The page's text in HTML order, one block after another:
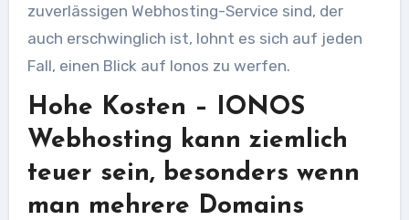
zuverlässigen Webhosting-Service sind, der
auch erschwinglich ist, lohnt es sich auf jeden
Fall, einen Blick auf Ionos zu werfen.
Hohe Kosten – IONOS
Webhosting kann ziemlich
teuer sein, besonders wenn
man mehrere Domains